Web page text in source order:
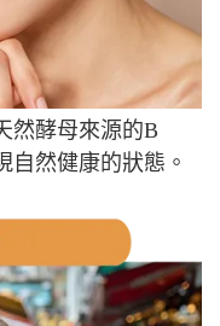
然酵母來源的B
自然健康的狀態。